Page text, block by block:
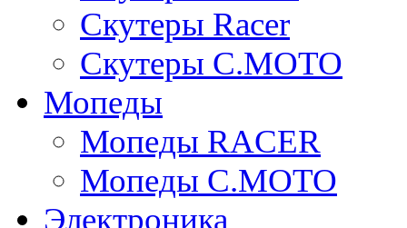
Скутеры Racer
Скутеры C.MOTO
Мопеды
Мопеды RACER
Мопеды C.MOTO
Электроника